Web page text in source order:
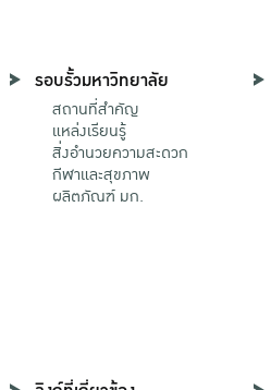
รอบรั้วมหาวิทยาลัย
สถานที่สำคัญ
แหล่งเรียนรู้
สิ่งอำนวยความสะดวก
กีฬาและสุขภาพ
ผลิตภัณฑ์ มก.